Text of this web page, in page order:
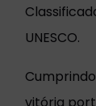
UNESCO.